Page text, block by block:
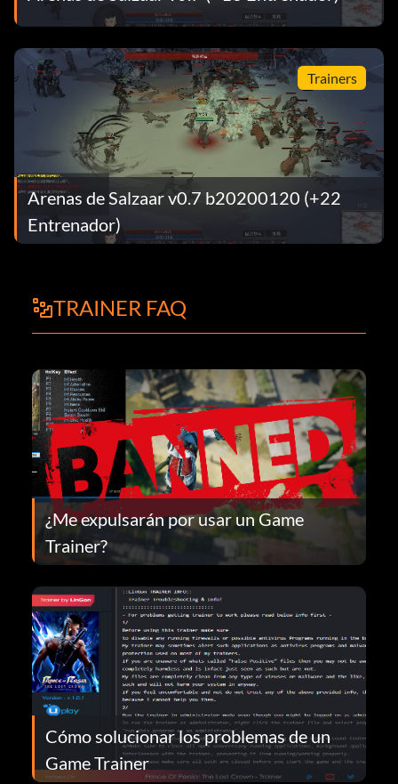
Trainers
Arenas de Salzaar v0.7 b20200120 (+22
Entrenador)
TRAINER FAQ
¿Me expulsarán por usar un Game
Trainer?
Cómo solucionar los problemas de un
Game Trainer